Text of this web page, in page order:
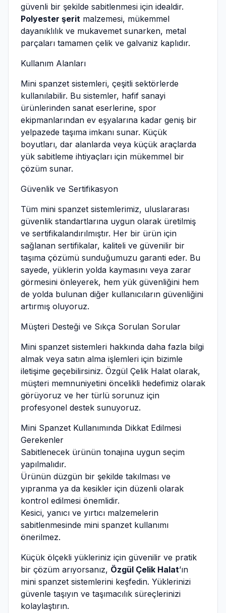
güvenli bir şekilde sabitlenmesi için idealdir.
Polyester şerit malzemesi, mükemmel
dayanıklılık ve mukavemet sunarken, metal
parçaları tamamen çelik ve galvaniz kaplıdır.
Kullanım Alanları
Mini spanzet sistemleri, çeşitli sektörlerde
kullanılabilir. Bu sistemler, hafif sanayi
ürünlerinden sanat eserlerine, spor
ekipmanlarından ev eşyalarına kadar geniş bir
yelpazede taşıma imkanı sunar. Küçük
boyutları, dar alanlarda veya küçük araçlarda
yük sabitleme ihtiyaçları için mükemmel bir
çözüm sunar.
Güvenlik ve Sertifikasyon
Tüm mini spanzet sistemlerimiz, uluslararası
güvenlik standartlarına uygun olarak üretilmiş
ve sertifikalandırılmıştır. Her bir ürün için
sağlanan sertifikalar, kaliteli ve güvenilir bir
taşıma çözümü sunduğumuzu garanti eder. Bu
sayede, yüklerin yolda kaymasını veya zarar
görmesini önleyerek, hem yük güvenliğini hem
de yolda bulunan diğer kullanıcıların güvenliğini
artırmış oluyoruz.
Müşteri Desteği ve Sıkça Sorulan Sorular
Mini spanzet sistemleri hakkında daha fazla bilgi
almak veya satın alma işlemleri için bizimle
iletişime geçebilirsiniz. Özgül Çelik Halat olarak,
müşteri memnuniyetini öncelikli hedefimiz olarak
görüyoruz ve her türlü sorunuz için
profesyonel destek sunuyoruz.
Mini Spanzet Kullanımında Dikkat Edilmesi
Gerekenler
Sabitlenecek ürünün tonajına uygun seçim
yapılmalıdır.
Ürünün düzgün bir şekilde takılması ve
yıpranma ya da kesikler için düzenli olarak
kontrol edilmesi önemlidir.
Kesici, yanıcı ve yırtıcı malzemelerin
sabitlenmesinde mini spanzet kullanımı
önerilmez.
Küçük ölçekli yükleriniz için güvenilir ve pratik
bir çözüm arıyorsanız, Özgül Çelik Halat’ın
mini spanzet sistemlerini keşfedin. Yüklerinizi
güvenle taşıyın ve taşımacılık süreçlerinizi
kolaylaştırın.